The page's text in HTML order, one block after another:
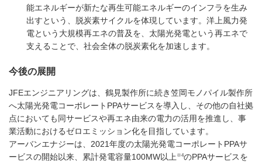
能エネルギーが新たな再生可能エネルギーのインフラを生み
出すという、脱炭素サイクルを体現しています。洋上風力発
電という大規模再エネの普及を、太陽光発電という再エネで
支えることで、社会全体の脱炭素化を加速します。
今後の展開
JFEエンジニアリングは、鶴見製作所に続き笠岡モノパイル製作所
へ太陽光発電コーポレートPPAサービスを導入し、その他の自社拠
点においても同サービスや再エネ由来の電力の活用を推進し、事
業活動におけるゼロエミッション化を目指しています。
アーバンエナジーは、2021年度の太陽光発電コーポレートPPAサ
ービスの開始以来、累計発電容量100MW以上 ※4のPPAサービスを